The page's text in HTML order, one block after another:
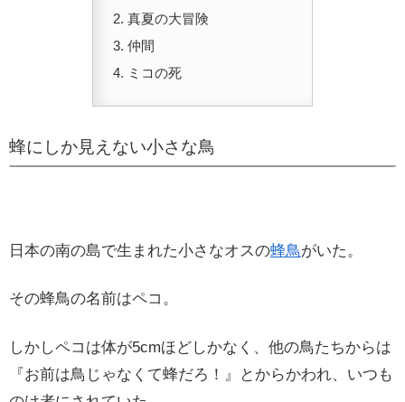
真夏の大冒険
仲間
ミコの死
蜂にしか見えない小さな鳥
日本の南の島で生まれた小さなオスの蜂鳥がいた。
その蜂鳥の名前はペコ。
しかしペコは体が5cmほどしかなく、他の鳥たちからは
『お前は鳥じゃなくて蜂だろ！』とからかわれ、いつも